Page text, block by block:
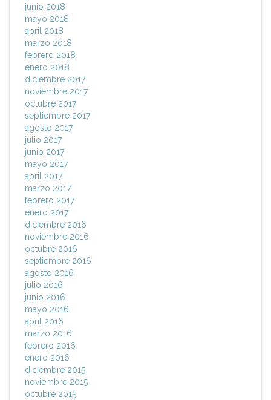
junio 2018
mayo 2018
abril 2018
marzo 2018
febrero 2018
enero 2018
diciembre 2017
noviembre 2017
octubre 2017
septiembre 2017
agosto 2017
julio 2017
junio 2017
mayo 2017
abril 2017
marzo 2017
febrero 2017
enero 2017
diciembre 2016
noviembre 2016
octubre 2016
septiembre 2016
agosto 2016
julio 2016
junio 2016
mayo 2016
abril 2016
marzo 2016
febrero 2016
enero 2016
diciembre 2015
noviembre 2015
octubre 2015